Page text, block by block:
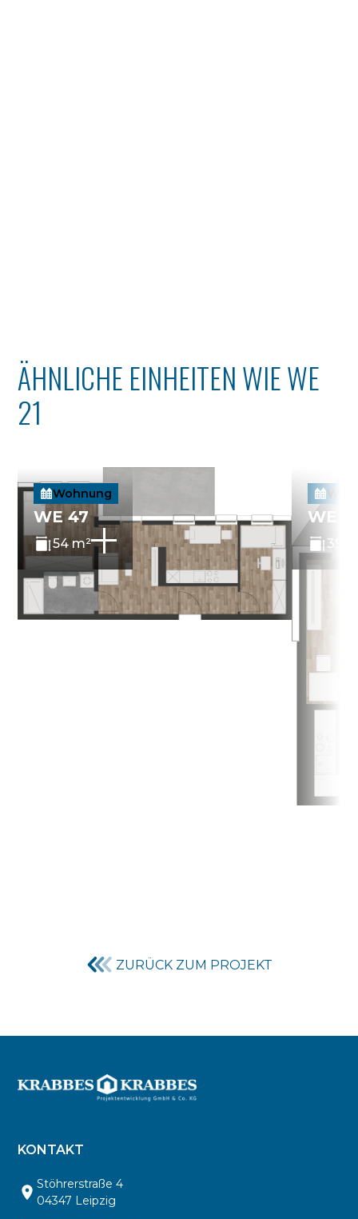
ÄHNLICHE EINHEITEN WIE WE
21
WE 47
54 m²
Wohnung
WE
39
ZURÜCK ZUM PROJEKT
KONTAKT
Stöhrerstraße 4
04347 Leipzig